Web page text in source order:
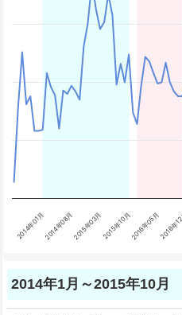
The chart has 1 X axis displaying
The chart has 4 Y axes displaying
2014年01月2014年08月2015年03月2015年10月2016年05月2016年
2014年1月～2015年10月